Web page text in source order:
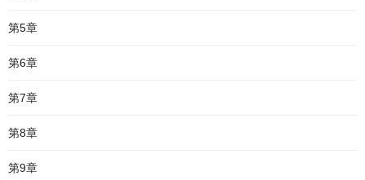
第5章
第6章
第7章
第8章
第9章